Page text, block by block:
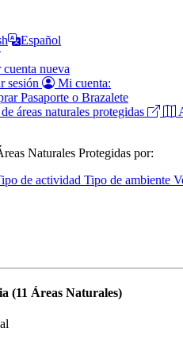
Español
cuenta nueva
sesión
Mi cuenta:
Pasaporte o Brazalete
áreas naturales protegidas
Naturales Protegidas por:
de actividad Tipo de ambiente
(11 Áreas Naturales)